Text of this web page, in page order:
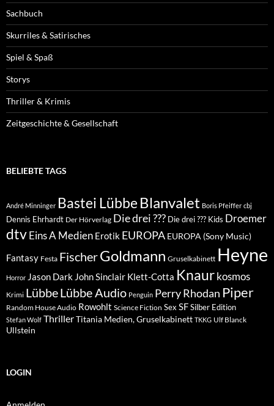
Sachbuch
Skurriles & Satirisches
Spiel & Spaß
Storys
Thriller & Krimis
Zeitgeschichte & Gesellschaft
BELIEBTE TAGS
André Minninger Bastei Lübbe Blanvalet Boris Pfeiffer cbj
Dennis Ehrhardt Der Hörverlag Die drei ??? Die drei ??? Kids Droemer
dtvEins A Medien Erotik EUROPA EUROPA (Sony Music)
Fantasy Festa FischerGoldmann Gruselkabinett Heyne
Horror Jason Dark John Sinclair Klett-Cotta Knaur kosmos
Krimi LübbeLübbe Audio Penguin Perry Rhodan Piper
Random House Audio Rowohlt Science Fiction Sex SFSilber Edition
Stefan Wolf ThrillerTitania Medien, Gruselkabinett TKKG Ulf Blanck
Ullstein
LOGIN